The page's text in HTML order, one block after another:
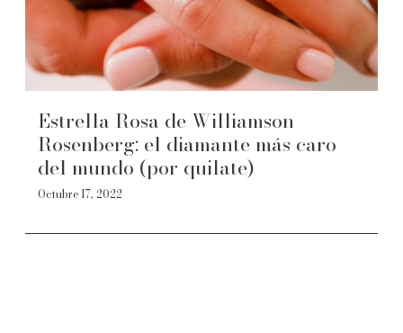
Estrella Rosa de Williamson
Rosenberg: el diamante más caro
del mundo (por quilate)
Octubre 17, 2022